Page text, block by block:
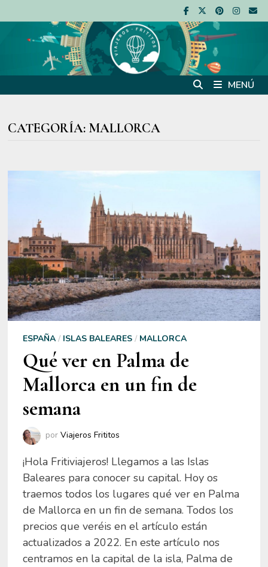
al
contenido
MENÚ
CATEGORÍA: MALLORCA
ESPAÑA/ ISLAS BALEARES/ MALLORCA
Qué ver en Palma de
Mallorca en un fin de
semana
por Viajeros Frititos
¡Hola Fritiviajeros! Llegamos a las Islas
Baleares para conocer su capital. Hoy os
traemos todos los lugares qué ver en Palma
de Mallorca en un fin de semana. Todos los
precios que veréis en el artículo están
actualizados a 2022. En este artículo nos
centramos en la capital de la isla, Palma de